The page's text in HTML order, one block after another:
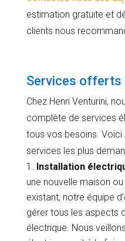
estimation gratuite et
clients nous
Services offerts
Chez Henri Venturini,
complète de services
tous vos besoins. Voici
services les plus
Installation
une nouvelle maison
existant, notre équipe
gérer tous les aspects
électrique. Nous